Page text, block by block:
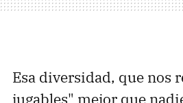
Esa diversidad, que nos
jugables" mejor que